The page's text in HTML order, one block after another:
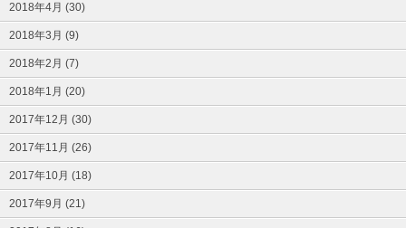
2018年4月 (30)
2018年3月 (9)
2018年2月 (7)
2018年1月 (20)
2017年12月 (30)
2017年11月 (26)
2017年10月 (18)
2017年9月 (21)